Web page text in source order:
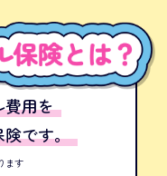
費用を
です。
ます